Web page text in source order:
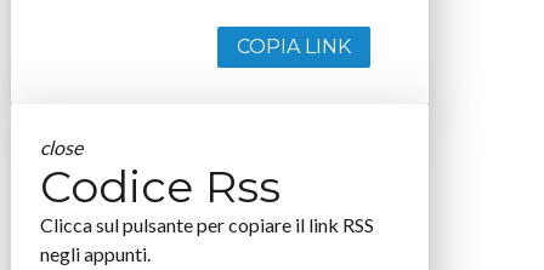
COPIA LINK
close
Codice Rss
Clicca sul pulsante per copiare il link RSS
negli appunti.